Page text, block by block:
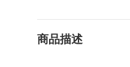
商品描述